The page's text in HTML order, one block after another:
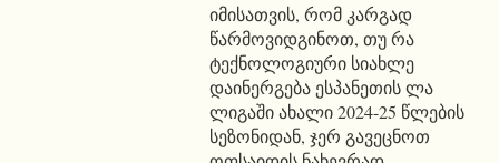
იმისათვის, რომ კარგად
წარმოვიდგინოთ, თუ რა
ტექნოლოგიური სიახლე
დაინერგება ესპანეთის ლა
ლიგაში ახალი 2024-25 წლების
სეზონიდან, ჯერ გავეცნოთ